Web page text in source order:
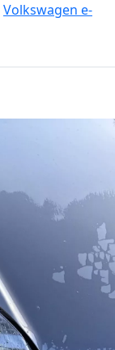
Volkswagen e-